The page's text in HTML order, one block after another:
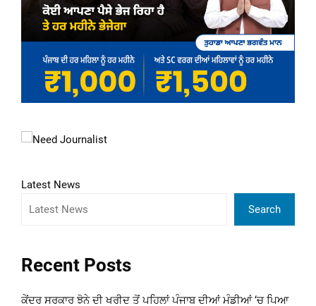
Latest News
Search
Recent Posts
ਕੇਂਦਰ ਸਰਕਾਰ ਝੋਨੇ ਦੀ ਖਰੀਦ ਤੋਂ ਪਹਿਲਾਂ ਪੰਜਾਬ ਦੀਆਂ ਮੰਡੀਆਂ ‘ਚ ਪਿਆ